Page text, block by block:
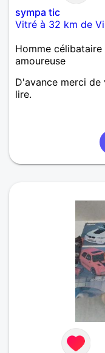
sympa tic
Vitré à 32 km de
Homme
amoureuse
D'avance merci
lire.